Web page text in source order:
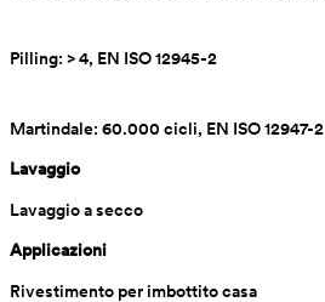
Pilling: > 4, EN ISO 12945-2
Martindale: 60.000 cicli, EN ISO 12947-2
Lavaggio
Lavaggio a secco
Applicazioni
Rivestimento per imbottito casa